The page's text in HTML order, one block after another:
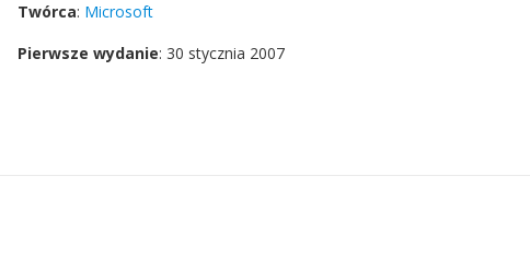
Twórca: Microsoft
Pierwsze wydanie: 30 stycznia 2007